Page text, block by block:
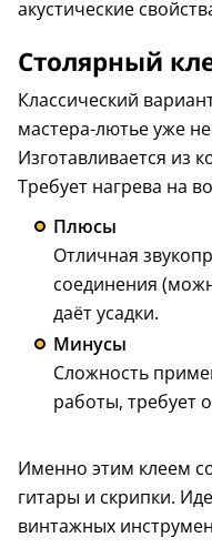
акустические
Столярный
Классический
мастера-лютье уже
Изготавливается из
Требует нагрева на
Плюсы
Отличная
соединения
даёт усадки.
Минусы
Сложность
работы, требует
Именно этим клеем
гитары и скрипки.
винтажных